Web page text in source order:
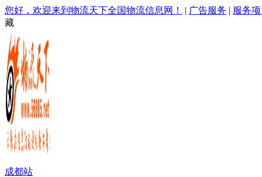
您好，欢迎来到物流天下全国物流信息网！ | 广告服务 | 服务
藏
成都站